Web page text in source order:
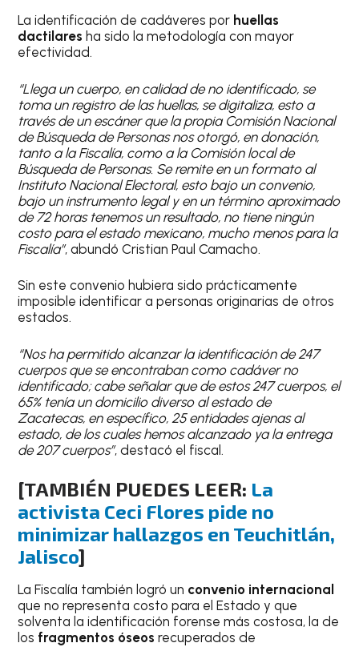
La identificación de cadáveres por huellas
dactilares ha sido la metodología con mayor
efectividad.
“Llega un cuerpo, en calidad de no identificado, se
toma un registro de las huellas, se digitaliza, esto a
través de un escáner que la propia Comisión Nacional
de Búsqueda de Personas nos otorgó, en donación,
tanto a la Fiscalía, como a la Comisión local de
Búsqueda de Personas. Se remite en un formato al
Instituto Nacional Electoral, esto bajo un convenio,
bajo un instrumento legal y en un término aproximado
de 72 horas tenemos un resultado, no tiene ningún
costo para el estado mexicano, mucho menos para la
Fiscalía”, abundó Cristian Paul Camacho.
Sin este convenio hubiera sido prácticamente
imposible identificar a personas originarias de otros
estados.
“Nos ha permitido alcanzar la identificación de 247
cuerpos que se encontraban como cadáver no
identificado; cabe señalar que de estos 247 cuerpos, el
65% tenía un domicilio diverso al estado de
Zacatecas, en específico, 25 entidades ajenas al
estado, de los cuales hemos alcanzado ya la entrega
de 207 cuerpos”, destacó el fiscal.
[TAMBIÉN PUEDES LEER: La
activista Ceci Flores pide no
minimizar hallazgos en Teuchitlán,
Jalisco]
La Fiscalía también logró un convenio internacional
que no representa costo para el Estado y que
solventa la identificación forense más costosa, la de
los fragmentos óseos recuperados de